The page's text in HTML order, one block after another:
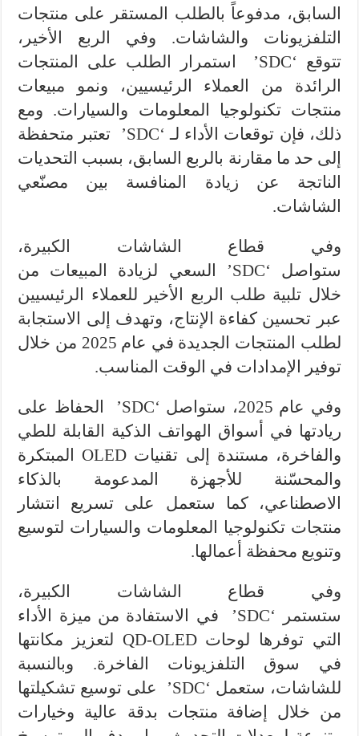
السابق، مدفوعاً بالطلب المستقر على منتجات
التلفزيونات والشاشات. وفي الربع الأخير،
تتوقع ‘SDC’ استمرار الطلب على المنتجات
الرائدة من العملاء الرئيسيين، ونمو مبيعات
منتجات تكنولوجيا المعلومات والسيارات. ومع
ذلك، فإن توقعات الأداء لـ ‘SDC’ تعتبر متحفظة
إلى حد ما مقارنة بالربع السابق، بسبب التحديات
الناتجة عن زيادة المنافسة بين مصنّعي
الشاشات.
وفي قطاع الشاشات الكبيرة،
ستواصل ‘SDC’ السعي لزيادة المبيعات من
خلال تلبية طلب الربع الأخير للعملاء الرئيسيين
عبر تحسين كفاءة الإنتاج، وتهدف إلى الاستجابة
لطلب المنتجات الجديدة في عام 2025 من خلال
توفير الإمدادات في الوقت المناسب.
وفي عام 2025، ستواصل ‘SDC’
الحفاظ على
ريادتها في أسواق الهواتف الذكية القابلة للطي
والفاخرة، مستندة إلى تقنيات OLED المبتكرة
والمحسّنة للأجهزة المدعومة بالذكاء
الاصطناعي، كما ستعمل على تسريع انتشار
منتجات تكنولوجيا المعلومات والسيارات لتوسيع
وتنويع محفظة أعمالها.
وفي قطاع الشاشات الكبيرة،
ستستمر ‘SDC’ في الاستفادة من ميزة الأداء
التي توفرها لوحات QD-OLED لتعزيز مكانتها
في سوق التلفزيونات الفاخرة. وبالنسبة
للشاشات، ستعمل ‘SDC’ على توسيع تشكيلتها
من خلال إضافة منتجات بدقة عالية وخيارات